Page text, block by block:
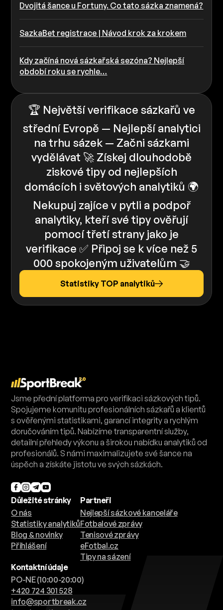
Dvojitá šance u Fortuny. Co tato sázka znamená?
SazkaBet registrace | Návod krok za krokem
Kdy začíná nová sázkařská sezóna? Nejlepší
období roku se rychle…
🏆 Největší verifikace sázkařů ve
střední Evropě — Nejlepší analytici
na trhu sázek — Začni sázkami
vydělávat 🚀 Získej dlouhodobě
ziskové tipy od nejlepších
domácích i světových analytiků 🌍
Nekupuj zajíce v pytli a podpoř
analytiky, kteří své tipy ověřují
pomocí třetí strany jako je
verifikace ✅️️ Připoj se k více než 5
000 spokojeným uživatelům 🤝
Statistiky TOP analytiků
Jsme přední platforma pro verifikaci sázkových tipů.
Spojujeme komunitu profesionálních sázkařů a klientů
s ověřenými statistikami, garancí integrity a rychlým
doručováním tipů. Nabízíme transparentní služby,
detailní přehledy výkonu a širokou nabídku analytiků od
profesionálů. S námi maximalizujete své šance na
úspěch a získáte jistotu ve svých sázkách.
Důležité stránky
O nás
Statistiky analytiků
Blog & novinky
Přihlášení
Partneři
Nejlepší sázkové kanceláře
Fotbalové zprávy
Tenisové zprávy
eFotbal.cz
Tipy na sázení
Kontaktní údaje
PO-NE (10:00-20:00)
+420 724 301 528
info@sportbreak.cz